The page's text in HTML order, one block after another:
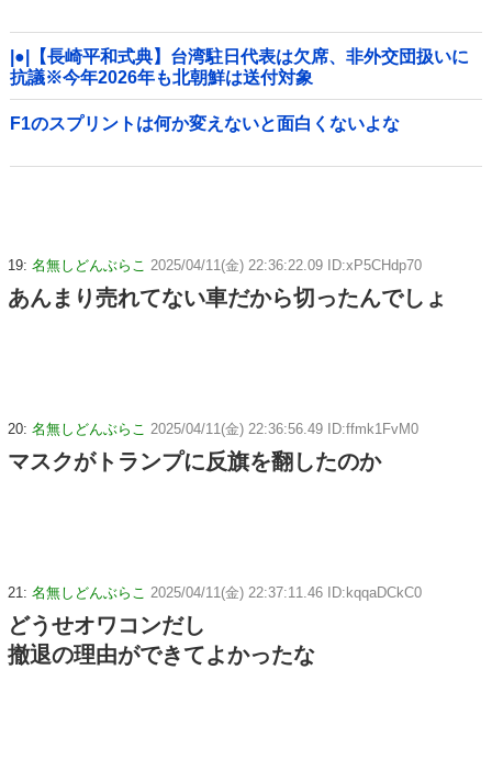
|●|【長崎平和式典】台湾駐日代表は欠席、非外交団扱いに
抗議※今年2026年も北朝鮮は送付対象
F1のスプリントは何か変えないと面白くないよな
19: 名無しどんぶらこ 2025/04/11(金) 22:36:22.09 ID:xP5CHdp70
あんまり売れてない車だから切ったんでしょ
20: 名無しどんぶらこ 2025/04/11(金) 22:36:56.49 ID:ffmk1FvM0
マスクがトランプに反旗を翻したのか
21: 名無しどんぶらこ 2025/04/11(金) 22:37:11.46 ID:kqqaDCkC0
どうせオワコンだし
撤退の理由ができてよかったな